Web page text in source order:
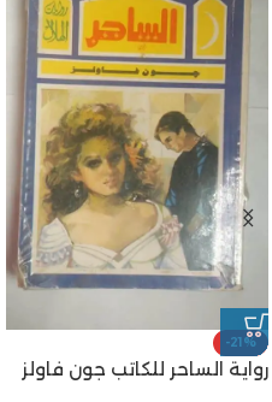
-21%
رواية الساحر للكاتب جون فاولز